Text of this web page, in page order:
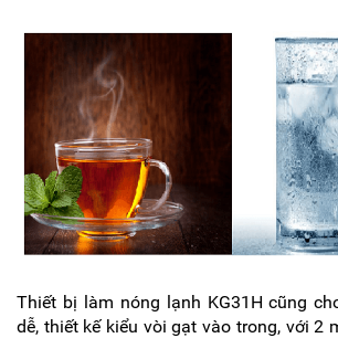
CHƯƠNG
KANGAROO
CHƯƠNG
TRÌNH
DỊCH
VỤ
KINH
NGHIỆM
HAY
Thiết bị làm nóng lạnh KG31H cũng
dễ, thiết kế kiểu vòi gạt vào trong, với 2